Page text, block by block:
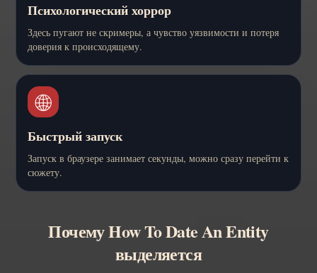
Психологический хоррор
Здесь пугают не скримеры, а чувство уязвимости и потеря
доверия к происходящему.
🌐
Быстрый запуск
Запуск в браузере занимает секунды, можно сразу перейти к
сюжету.
Почему How To Date An Entity
выделяется